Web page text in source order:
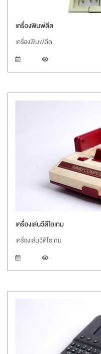
เครื่องพิมพ์ดีด
เครื่องพิมพ์ดีด
เครื่องเล่นวีดีโอเกม
เครื่องเล่นวีดีโอเกม